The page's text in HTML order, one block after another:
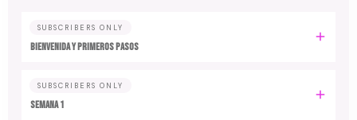
SUBSCRIBERS ONLY
Bienvenida y primeros pasos
SUBSCRIBERS ONLY
Semana 1